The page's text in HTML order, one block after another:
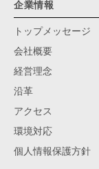
企業情報
トップメッセージ
会社概要
経営理念
沿革
アクセス
環境対応
個人情報保護方針